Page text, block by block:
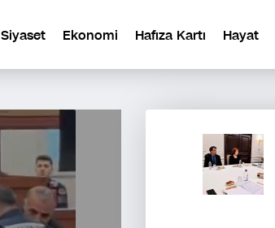
Siyaset Ekonomi Hafıza Kartı Hayat